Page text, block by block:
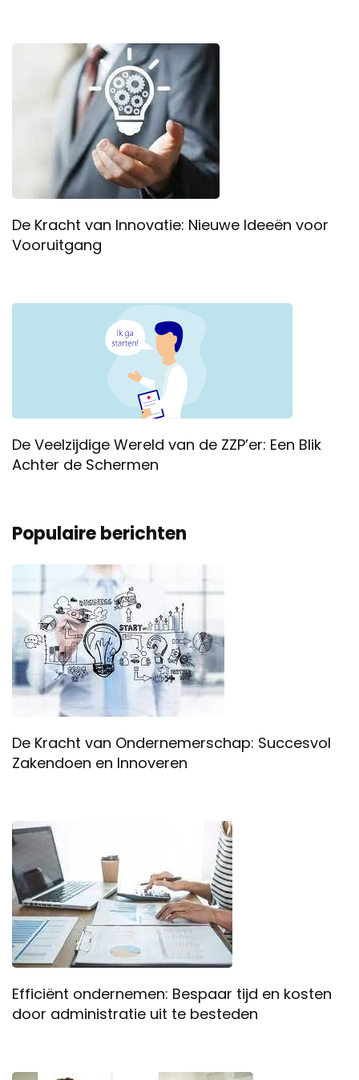
De Kracht van Innovatie: Nieuwe Ideeën voor
Vooruitgang
De Veelzijdige Wereld van de ZZP’er: Een Blik
Achter de Schermen
Populaire berichten
De Kracht van Ondernemerschap: Succesvol
Zakendoen en Innoveren
Efficiënt ondernemen: Bespaar tijd en kosten
door administratie uit te besteden